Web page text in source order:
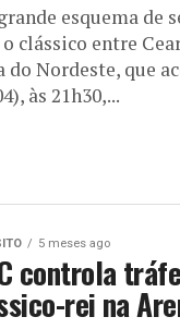
esquema de
o clássico entre
do Nordeste, que
às 21h30,...
5 meses ago
controla
rei na